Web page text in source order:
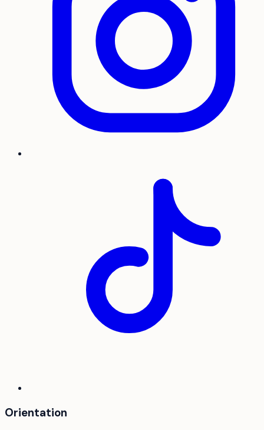
Orientation